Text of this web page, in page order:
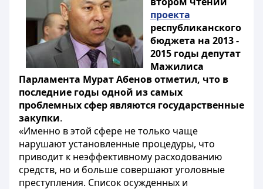
проекта
республиканского
бюджета на 2013 -
2015 годы депутат
Мажилиса
Парламента Мурат Абенов отметил, что в
последние годы одной из самых
проблемных сфер являются государственные
закупки.
«Именно в этой сфере не только чаще
нарушают установленные процедуры, что
приводит к неэффективному расходованию
средств, но и больше совершают уголовные
преступления. Список осужденных и